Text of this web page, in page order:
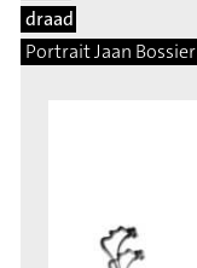
draad
Portrait Jaan Bossier